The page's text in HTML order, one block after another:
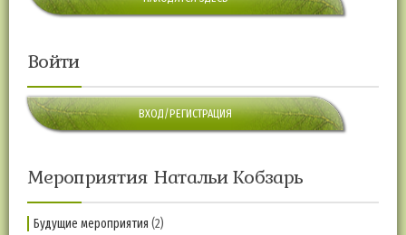
Войти
ВХОД/РЕГИСТРАЦИЯ
Мероприятия Натальи Кобзарь
Будущие мероприятия (2)